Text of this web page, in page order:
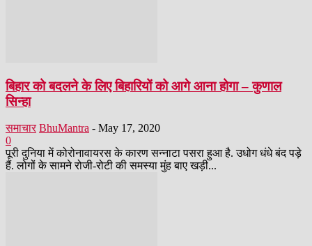
बिहार को बदलने के लिए बिहारियों को आगे आना होगा – कुणाल
सिन्हा
समाचार BhuMantra - May 17, 2020
0
पूरी दुनिया में कोरोनावायरस के कारण सन्नाटा पसरा हुआ है. उधोग धंधे बंद पड़े
हैं. लोगों के सामने रोजी-रोटी की समस्या मुंह बाए खड़ी...